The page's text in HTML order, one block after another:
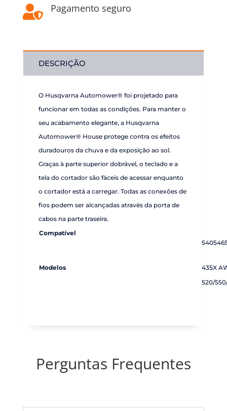
 Pagamento seguro
DESCRIÇÃO
O Husqvarna Automower® foi projetado para
funcionar em todas as condições. Para manter o
seu acabamento elegante, a Husqvarna
Automower® House protege contra os efeitos
duradouros da chuva e da exposição ao sol.
Graças à parte superior dobrável, o teclado e a
tela do cortador são fáceis de acessar enquanto
o cortador está a carregar. Todas as conexões de
fios podem ser alcançadas através da porta de
cabos na parte traseira.
Compatível
Modelos
435X
520/
Perguntas Frequentes